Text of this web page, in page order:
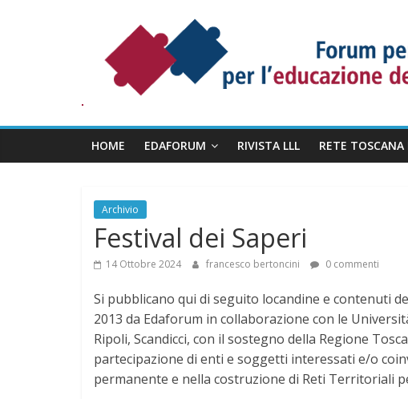
Permanente
l’Educazione
degli
HOME EDAFORUM RIVISTA LLL RETE TOSCANA
Archivio
Festival dei Saperi
14 Ottobre 2024 francesco bertoncini 0 commenti
Si pubblicano qui di seguito locandine e contenuti
2013 da Edaforum in collaborazione con le
Ripoli, Scandicci, con il sostegno della Regione
partecipazione di enti e soggetti interessati e/o
permanente e nella costruzione di Reti Territoriali